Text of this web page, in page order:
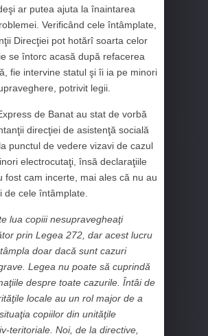
ar putea ajuta la înaintarea
Verificând cele întâmplate,
Direcţiei pot hotărî soarta celor
se întorc acasă după refacerea
fie intervine statul şi îi ia pe minori
potrivit legii.
de Banat au stat de vorbă
direcţiei de asistenţă socială
punctul de vedere vizavi de cazul
electrocutaţi, însă declaraţiile
fost cam incerte, mai ales că nu au
de cele întâmplate.
lua copiii nesupravegheaţi
prin Legea 272, dar acest lucru
doar dacă sunt cazuri
Legea nu poate să cuprindă
despre toate cazurile. Întâi de
locale au un rol major de a
copiilor din unităţile
teritoriale. Noi, de la directive,